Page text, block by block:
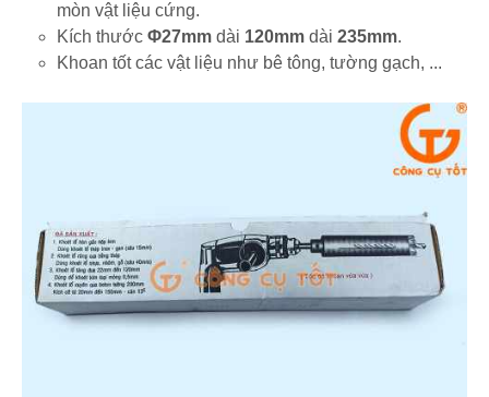
mòn vật liệu cứng.
Kích thước Φ27mm dài 120mm dài 235mm.
Khoan tốt các vật liệu như bê tông, tường gạch, ...